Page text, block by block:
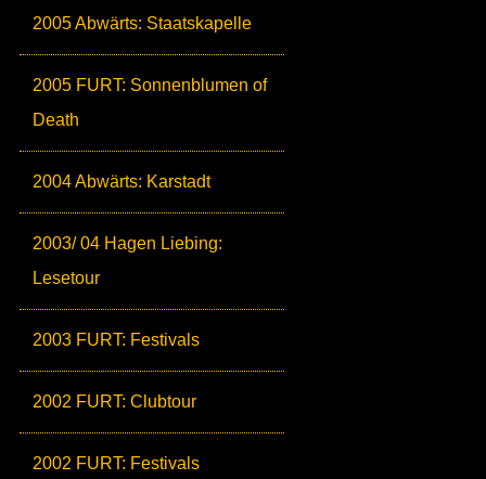
2005 Abwärts: Staatskapelle
2005 FURT: Sonnenblumen of
Death
2004 Abwärts: Karstadt
2003/ 04 Hagen Liebing:
Lesetour
2003 FURT: Festivals
2002 FURT: Clubtour
2002 FURT: Festivals